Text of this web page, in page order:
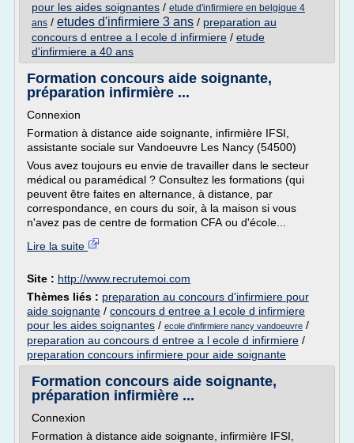
pour les aides soignantes / etude d'infirmiere en belgique 4
ans / etudes d'infirmiere 3 ans / preparation au
concours d entree a l ecole d infirmiere / etude
d'infirmiere a 40 ans
Formation concours aide soignante,
préparation infirmière ...
Connexion
Formation à distance aide soignante, infirmière IFSI,
assistante sociale sur Vandoeuvre Les Nancy (54500)
Vous avez toujours eu envie de travailler dans le secteur
médical ou paramédical ? Consultez les formations (qui
peuvent être faites en alternance, à distance, par
correspondance, en cours du soir, à la maison si vous
n'avez pas de centre de formation CFA ou d'école...
Lire la suite
Site : http://www.recrutemoi.com
Thèmes liés : preparation au concours d'infirmiere pour
aide soignante / concours d entree a l ecole d infirmiere
pour les aides soignantes / ecole d'infirmiere nancy vandoeuvre /
preparation au concours d entree a l ecole d infirmiere /
preparation concours infirmiere pour aide soignante
Formation concours aide soignante,
préparation infirmière ...
Connexion
Formation à distance aide soignante, infirmière IFSI,